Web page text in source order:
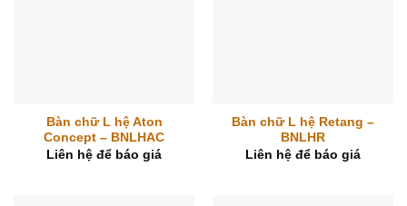
Bàn chữ L hệ Aton
Concept – BNLHAC
Liên hệ để báo giá
Bàn chữ L hệ Retang –
BNLHR
Liên hệ để báo giá